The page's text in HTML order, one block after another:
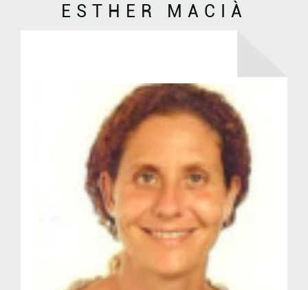
ESTHER MACIÀ